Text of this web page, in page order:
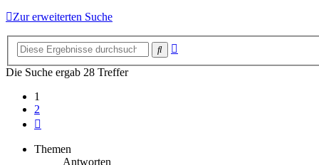
Zur erweiterten Suche
Suche
Die Suche ergab 28 Treffer
1
2
Themen
Antworten